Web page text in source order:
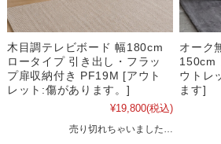
木目調テレビボード 幅180cm
ロータイプ 引き出し・フラッ
プ扉収納付き PF19M [アウト
レット:傷があります。]
¥19,800(税込)
売り切れちゃいました…
オーク
150cm
ウトレ
ます]